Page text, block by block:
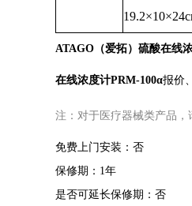
ATAGO（爱拓）硫酸在线
在线浓度计PRM-100α报价
注：对于医疗器械类产品
免费上门安装：否
保修期：1年
是否可延长保修期：否